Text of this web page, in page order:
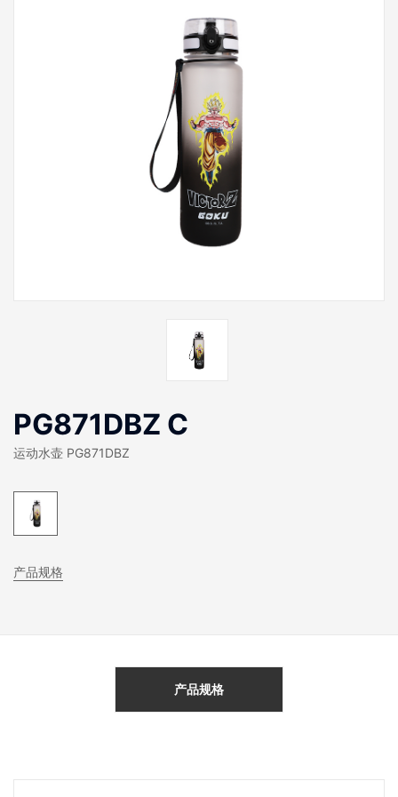
PG871DBZ C
运动水壶 PG871DBZ
产品规格
产品规格